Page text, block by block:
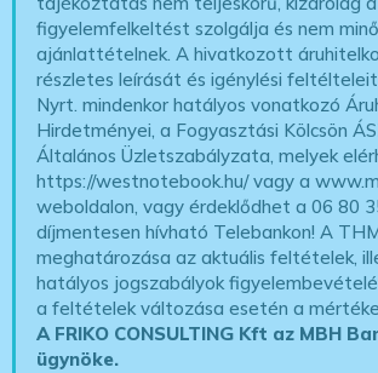
figyelemfelkeltést szolgálja és nem
ajánlattételnek. A hivatkozott
részletes leírását és igénylési
Nyrt. mindenkor hatályos vonatkozó
Hirdetményei, a Fogyasztási Kölcsön
Általános Üzletszabályzata, melyek
https://westnotebook.hu/vagy a
weboldalon, vagy érdeklődhet a 06 80
díjmentesen hívható Telebankon! A
meghatározása az aktuális feltételek,
hatályos jogszabályok
a feltételek változása esetén a
A FRIKO CONSULTING Kft az MBH
ügynöke.